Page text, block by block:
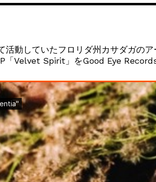
活動していたフロリダ州カサダガの
Velvet Spirit」をGood Eye Records